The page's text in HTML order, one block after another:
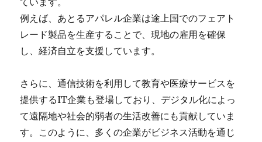
例えば、あとるアパレル企業は途上国でのフェアト
レード製品を生産することで、現地の雇用を確保
し、経済自立を支援しています。
さらに、通信技術を利用して教育や医療サービスを
提供するIT企業も登場しており、デジタル化によっ
て遠隔地や社会的弱者の生活改善にも貢献していま
す。このように、多くの企業がビジネス活動を通じ